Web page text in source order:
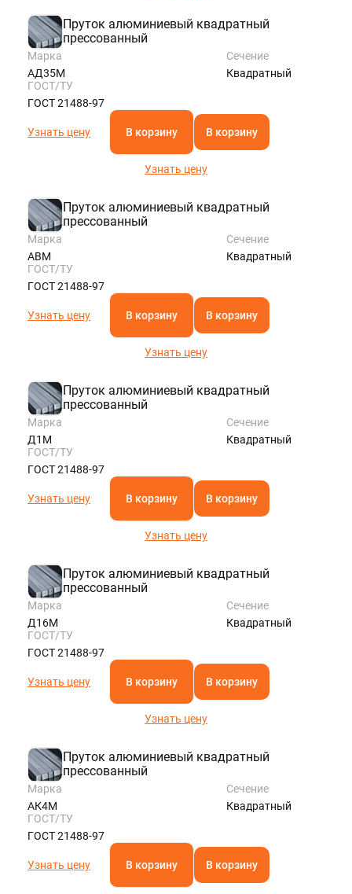
Пруток алюминиевый квадратный
прессованный
Марка
АД35М
Сечение
Квадратный
ГОСТ/ТУ
ГОСТ 21488-97
Узнать цену В корзину В корзину
Узнать цену
Пруток алюминиевый квадратный
прессованный
Марка
АВМ
Сечение
Квадратный
ГОСТ/ТУ
ГОСТ 21488-97
Узнать цену В корзину В корзину
Узнать цену
Пруток алюминиевый квадратный
прессованный
Марка
Д1М
Сечение
Квадратный
ГОСТ/ТУ
ГОСТ 21488-97
Узнать цену В корзину В корзину
Узнать цену
Пруток алюминиевый квадратный
прессованный
Марка
Д16М
Сечение
Квадратный
ГОСТ/ТУ
ГОСТ 21488-97
Узнать цену В корзину В корзину
Узнать цену
Пруток алюминиевый квадратный
прессованный
Марка
АК4М
Сечение
Квадратный
ГОСТ/ТУ
ГОСТ 21488-97
Узнать цену В корзину В корзину